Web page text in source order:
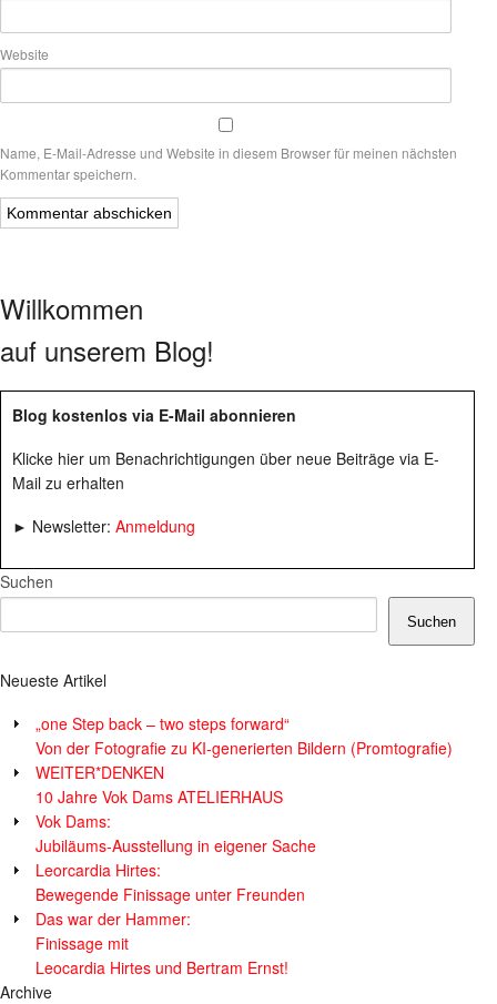
Website
Name, E-Mail-Adresse und Website in diesem Browser für meinen nächsten
Kommentar speichern.
Willkommen
auf unserem Blog!
Blog kostenlos via E-Mail abonnieren
Klicke hier um Benachrichtigungen über neue Beiträge via E-
Mail zu erhalten
► Newsletter: Anmeldung
Suchen
Suchen
Neueste Artikel
„one Step back – two steps forward“
Von der Fotografie zu KI-generierten Bildern (Promtografie)
WEITER*DENKEN
10 Jahre Vok Dams ATELIERHAUS
Vok Dams:
Jubiläums-Ausstellung in eigener Sache
Leorcardia Hirtes:
Bewegende Finissage unter Freunden
Das war der Hammer:
Finissage mit
Leocardia Hirtes und Bertram Ernst!
Archive